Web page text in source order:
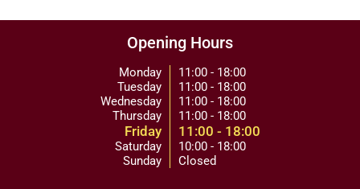
Opening Hours
Monday
Tuesday
Wednesday
Thursday
Friday
Saturday
Sunday
11:00 - 18:00
11:00 - 18:00
11:00 - 18:00
11:00 - 18:00
11:00 - 18:00
10:00 - 18:00
Closed